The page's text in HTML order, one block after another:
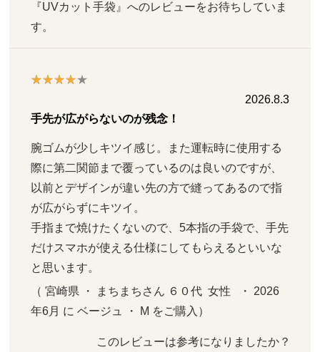
『UVカット手袋』へのレビューをお待ちしていま
2026.8.3
手先が広がらないのが残念！
腕ゴムが少しキツイ感じ。また運転時に使用する
際に第二関節まで覆っているのは良いのですが、
以前とデザインが違い先の方で縫ってあるので指
が広がらずにキツイ。
手指まで焼けたくないので、5本指の手袋で、手先
だけスマホが使える仕様にしてもらえるといいな
と思います。
（ 宮崎県 ・ まちまちさん ６０代  女性   ・ 2026
年6月 に ベージュ ・ M をご購入）
このレビューは参考になりましたか？